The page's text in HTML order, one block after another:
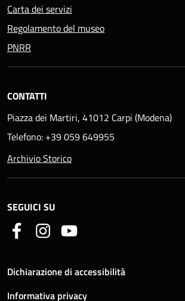
Carta dei servizi
Regolamento del museo
PNRR
CONTATTI
Piazza dei Martiri, 41012 Carpi (Modena)
Telefono: +39 059 649955
Archivio Storico
SEGUICI SU
Dichiarazione di accessibilità
Informativa privacy